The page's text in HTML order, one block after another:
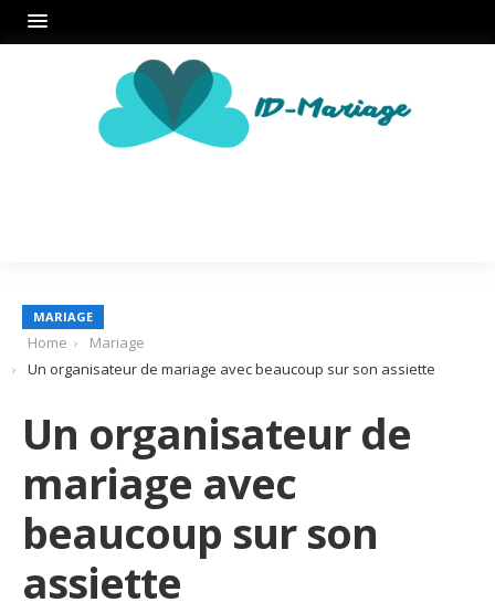
MARIAGE
Home
Mariage
Un organisateur de mariage avec beaucoup sur son assiette
Un organisateur de
mariage avec
beaucoup sur son
assiette